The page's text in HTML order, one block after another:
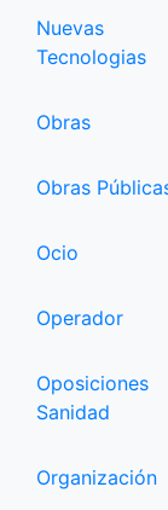
Nuevas
Tecnologias
Obras
Obras
Ocio
Operador
Oposiciones
Sanidad
Organización